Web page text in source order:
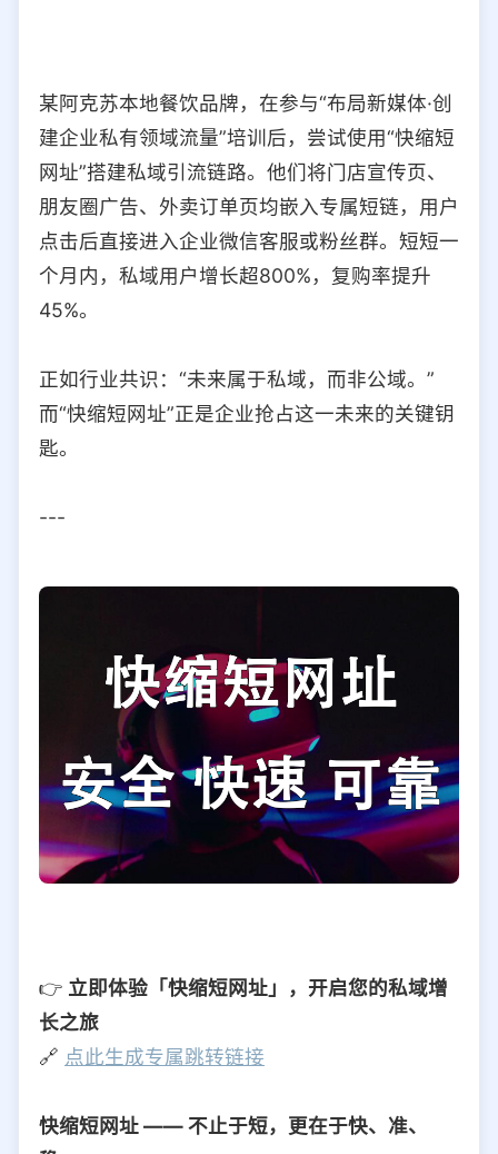
某阿克苏本地餐饮品牌，在参与“布局新媒体·创
建企业私有领域流量”培训后，尝试使用“快缩短
网址”搭建私域引流链路。他们将门店宣传页、
朋友圈广告、外卖订单页均嵌入专属短链，用户
点击后直接进入企业微信客服或粉丝群。短短一
个月内，私域用户增长超800%，复购率提升
45%。
正如行业共识：“未来属于私域，而非公域。”
而“快缩短网址”正是企业抢占这一未来的关键钥
匙。
---
👉 立即体验「快缩短网址」，开启您的私域增
长之旅
🔗 点此生成专属跳转链接
快缩短网址 —— 不止于短，更在于快、准、